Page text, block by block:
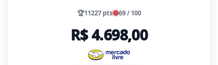
🏆11227 pts 69 / 100
R$ 4.698,00